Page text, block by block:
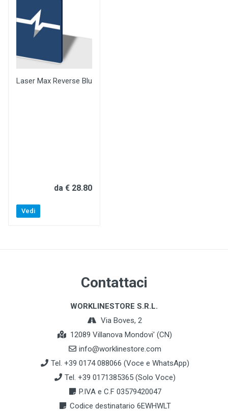
Laser Max Reverse Blu
da € 28.80
Vedi
Contattaci
WORKLINESTORE S.R.L.
Via Boves, 2
12089 Villanova Mondovi' (CN)
info@worklinestore.com
Tel. +39 0174 088066 (Voce e WhatsApp)
Tel. +39 0171385365 (Solo Voce)
P.IVA e C.F 03579420047
Codice destinatario 6EWHWLT